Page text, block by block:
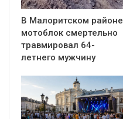
В Малоритском районе
мотоблок смертельно
травмировал 64-
летнего мужчину